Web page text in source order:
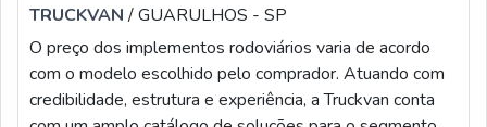
TRUCKVAN/ GUARULHOS - SP
O preço dos implementos rodoviários varia de acordo
com o modelo escolhido pelo comprador. Atuando com
credibilidade, estrutura e experiência, a Truckvan conta